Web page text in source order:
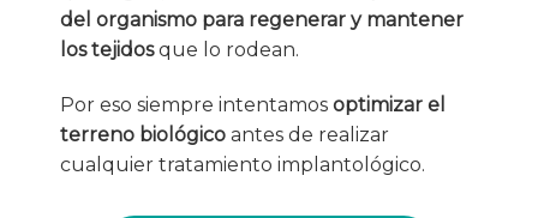
del organismo para regenerar y mantener
los tejidosque lo rodean.
Por eso siempre intentamos optimizar el
terreno biológico antes de realizar
cualquier tratamiento implantológico.